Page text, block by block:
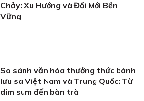
Chảy: Xu Hướng và Đổi Mới Bền
Vững
So sánh văn hóa thưởng thức bánh
lưu sa Việt Nam và Trung Quốc: Từ
dim sum đến bàn trà